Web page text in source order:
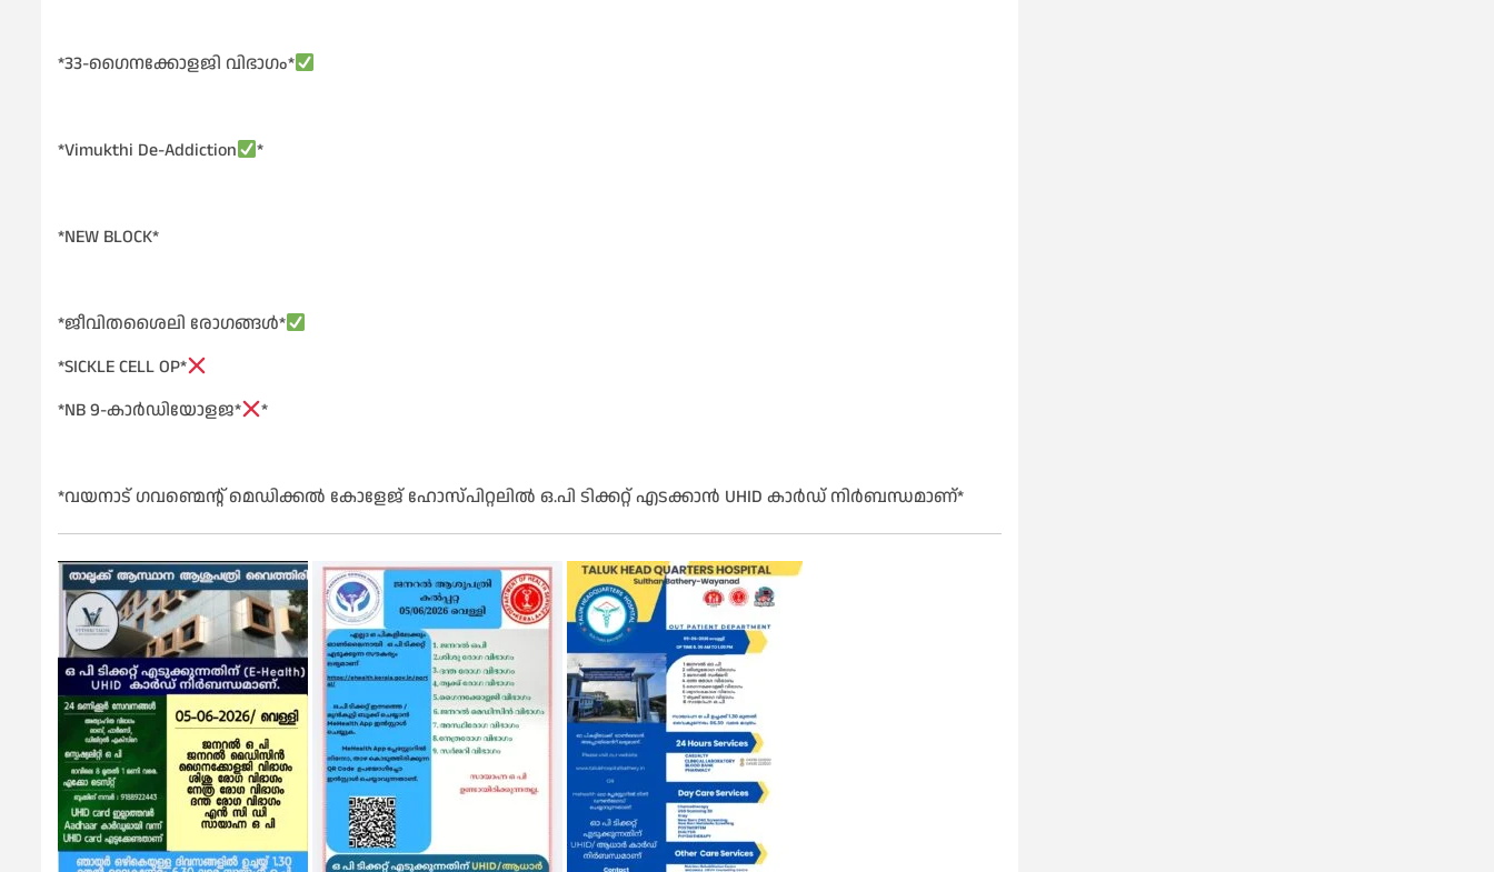
*33-ഗൈനക്കോളജി വിഭാഗം*
*Vimukthi De-Addiction *
*NEW BLOCK*
*ജീവിതശൈലി രോഗങ്ങൾ*
*SICKLE CELL OP*
*NB 9-കാർഡിയോളജ*
*
*വയനാട് ഗവണ്മെന്റ് മെഡിക്കൽ കോളേജ് ഹോസ്പിറ്റലിൽ ഒ.പി ടിക്കറ്റ് എടക്കാൻ UHID കാർഡ് നിർബന്ധമാണ്*